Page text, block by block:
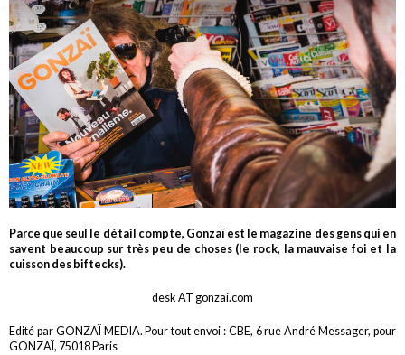
Parce que seul le détail compte, Gonzaï est le magazine des gens qui en
savent beaucoup sur très peu de choses (le rock, la mauvaise foi et la
cuisson des biftecks).
desk AT gonzai.com
Edité par GONZAÏ MEDIA. Pour tout envoi : CBE, 6 rue André Messager, pour
GONZAÏ, 75018 Paris